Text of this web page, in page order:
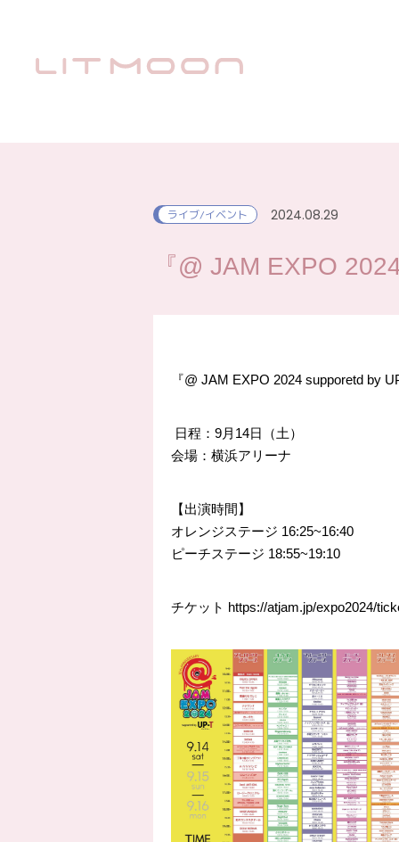
ライブ/イベント 2024.08.29
『@ JAM EXPO
『@ JAM EXPO 2024 supporetd by
日程：9月14日（土）
会場：横浜アリーナ
【出演時間】
オレンジステージ 16:25~16:40
ピーチステージ 18:55~19:10
チケット https://atjam.jp/expo2024/